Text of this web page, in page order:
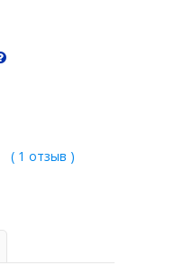
( 1 отзыв )